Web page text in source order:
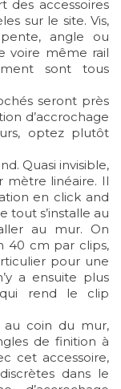
des accessoires
sur le site. Vis,
angle ou
voire même rail
sont tous
seront près
d’accrochage
optez plutôt
Quasi invisible,
mètre linéaire. Il
en click and
tout s’installe au
au mur. On
40 cm par clips,
pour une
a ensuite plus
qui rend le clip
au coin du mur,
de finition à
cet accessoire,
dans le